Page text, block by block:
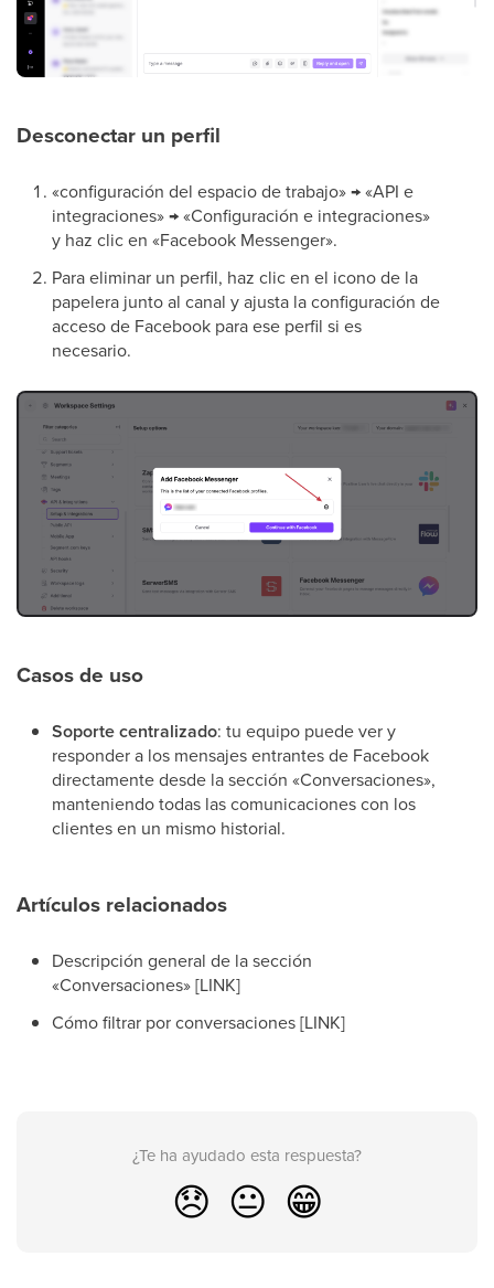
Desconectar un perfil
«configuración del espacio de trabajo» → «API e
integraciones» → «Configuración e integraciones»
y haz clic en «Facebook Messenger».
Para eliminar un perfil, haz clic en el icono de la
papelera junto al canal y ajusta la configuración de
acceso de Facebook para ese perfil si es
necesario.
Casos de uso
Soporte centralizado: tu equipo puede ver y
responder a los mensajes entrantes de Facebook
directamente desde la sección «Conversaciones»,
manteniendo todas las comunicaciones con los
clientes en un mismo historial.
Artículos relacionados
Descripción general de la sección
«Conversaciones» [LINK]
Cómo filtrar por conversaciones [LINK]
¿Te ha ayudado esta respuesta?
😞 😐 😁